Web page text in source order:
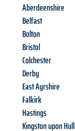
Aberdeenshire
Belfast
Bolton
Bristol
Colchester
Derby
East Ayrshire
Falkirk
Hastings
Kingston upon Hull